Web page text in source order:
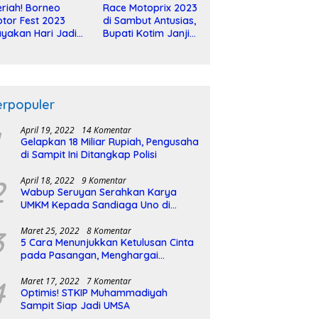
Borneo
Fest 2023
Hari Jadi
Race Motoprix 2023
di Sambut Antusias,
Bupati Kotim Janji
April 19, 2022 14 Komentar
Gelapkan 18 Miliar Rupiah, Pengusaha
di Sampit Ini Ditangkap Polisi
April 18, 2022 9 Komentar
Wabup Seruyan Serahkan Karya
UMKM Kepada Sandiaga Uno di
Maret 25, 2022 8 Komentar
5 Cara Menunjukkan Ketulusan Cinta
pada Pasangan, Menghargai
Maret 17, 2022 7 Komentar
Optimis! STKIP Muhammadiyah
Sampit Siap Jadi UMSA